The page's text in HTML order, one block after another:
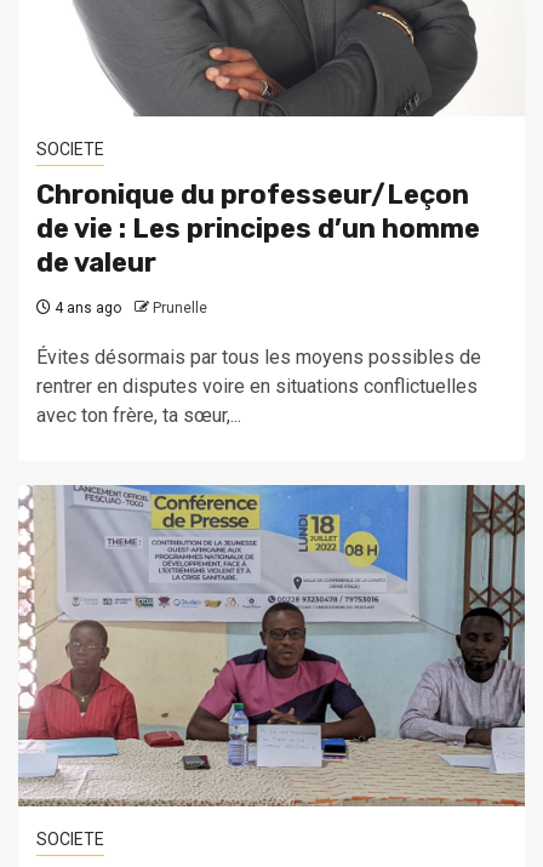
SOCIETE
Chronique du professeur/Leçon
de vie : Les principes d’un homme
de valeur
4 ans ago Prunelle
Évites désormais par tous les moyens possibles de
rentrer en disputes voire en situations conflictuelles
avec ton frère, ta sœur,...
SOCIETE